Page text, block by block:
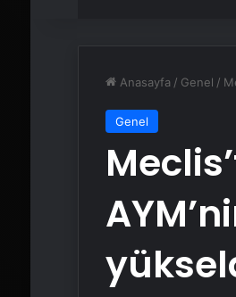
Anasayfa / Genel /
Genel